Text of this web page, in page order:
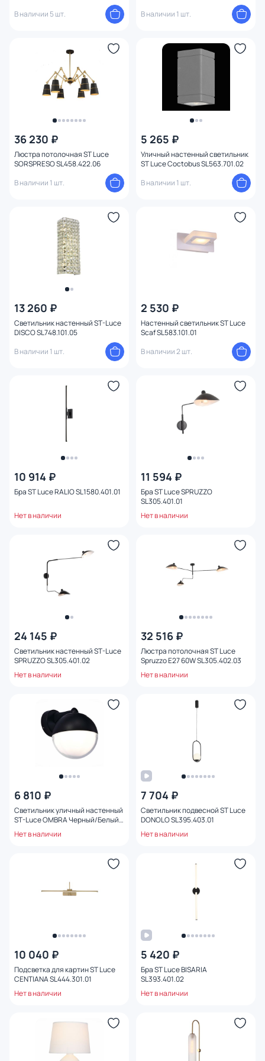
В наличии 5 шт. В наличии 1 шт.
36 230 ₽
Люстра потолочная ST Luce
SORSPRESO SL458.422.06
В наличии 1 шт.
5 265 ₽
Уличный настенный светильник
ST Luce Coctobus SL563.701.02
В наличии 1 шт.
13 260 ₽
Светильник настенный ST-Luce
DISCO SL748.101.05
В наличии 1 шт.
2 530 ₽
Настенный светильник ST Luce
Scaf SL583.101.01
В наличии 2 шт.
10 914 ₽
Бра ST Luce RALIO SL1580.401.01
Нет в наличии
11 594 ₽
Бра ST Luce SPRUZZO
SL305.401.01
Нет в наличии
24 145 ₽
Светильник настенный ST-Luce
SPRUZZO SL305.401.02
Нет в наличии
32 516 ₽
Люстра потолочная ST Luce
Spruzzo E27 60W SL305.402.03
Нет в наличии
6 810 ₽
Светильник уличный настенный
ST-Luce OMBRA Черный/Белый
E27 1*40W SL9000.401.01
Нет в наличии
7 704 ₽
Светильник подвесной ST Luce
DONOLO SL395.403.01
Нет в наличии
10 040 ₽
Подсветка для картин ST Luce
CENTIАNA SL444.301.01
Нет в наличии
5 420 ₽
Бра ST Luce BISARIA
SL393.401.02
Нет в наличии